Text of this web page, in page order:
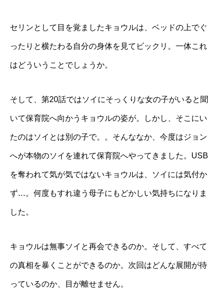
セリンとして目を覚ましたキョウルは、ベッドの上でぐ
ったりと横たわる自分の身体を見てビックリ。一体これ
はどういうことでしょうか。
そして、第20話ではソイにそっくりな女の子がいると聞
いて保育院へ向かうキョウルの姿が。しかし、そこにい
たのはソイとは別の子で。。そんななか、今度はジョン
へが本物のソイを連れて保育院へやってきました。USB
を奪われて気が気ではないキョウルは、ソイには気付か
ず…。何度もすれ違う母子にもどかしい気持ちになりま
した。
キョウルは無事ソイと再会できるのか。そして、すべて
の真相を暴くことができるのか。次回はどんな展開が待
っているのか、目が離せません。